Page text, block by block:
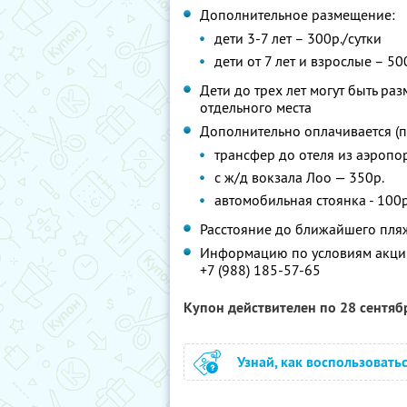
Дополнительное размещение:
дети 3-7 лет – 300р./сутки
дети от 7 лет и взрослые –
Дети до трех лет могут быть
отдельного места
Дополнительно оплачивается
трансфер до отеля из
с ж/д вокзала Лоо — 350р.
автомобильная стоянка -
Расстояние до ближайшего
Информацию по условиям
+7 (988) 185-57-65
Купон действителен по 28
Узнай, как